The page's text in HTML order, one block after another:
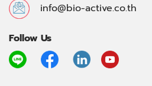
info@bio-active.co.th
Follow Us